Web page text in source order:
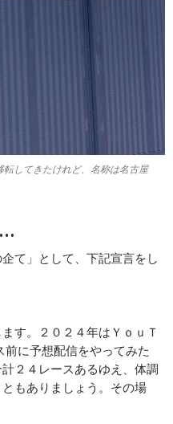
してきたけれど、名称は名古屋
て」として、下記宣言をし
す。２０２４年はＹｏｕＴ
前に予想配信をやってみた
２４レースあるゆえ、体調
もありましょう。その場